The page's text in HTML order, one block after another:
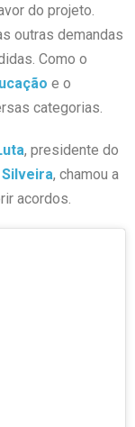
do projeto.
outras demandas
Como o
e o
categorias.
, presidente do
, chamou a
acordos.